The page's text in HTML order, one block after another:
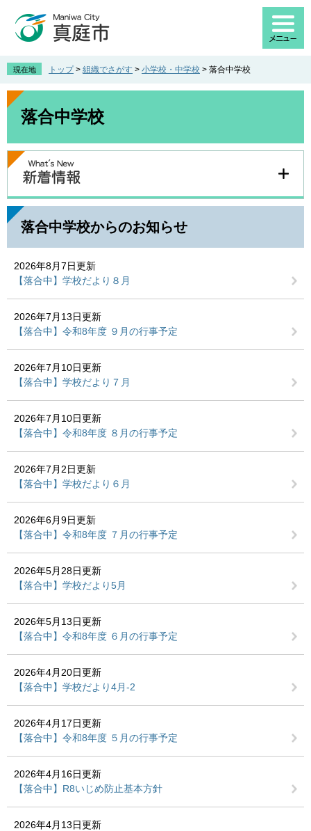
先
す
を
し
文
へ
現在地 トップ > 組織でさがす > 小学校・中学校 > 落合中学校
本
落合中学校
落合中学校からのお知らせ
2026年8月7日更新
【落合中】学校だより８月
2026年7月13日更新
【落合中】令和8年度 ９月の行事予定
2026年7月10日更新
【落合中】学校だより７月
2026年7月10日更新
【落合中】令和8年度 ８月の行事予定
2026年7月2日更新
【落合中】学校だより６月
2026年6月9日更新
【落合中】令和8年度 ７月の行事予定
2026年5月28日更新
【落合中】学校だより5月
2026年5月13日更新
【落合中】令和8年度 ６月の行事予定
2026年4月20日更新
【落合中】学校だより4月-2
2026年4月17日更新
【落合中】令和8年度 ５月の行事予定
2026年4月16日更新
【落合中】R8いじめ防止基本方針
2026年4月13日更新